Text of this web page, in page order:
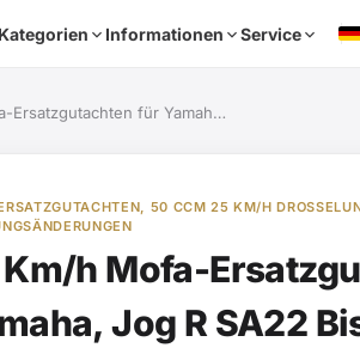
Kategorien Informationen Service
Ersatzgutachten für Yamah…
50 CCM 25 KM/H
h Mofa-
Jog R SA22